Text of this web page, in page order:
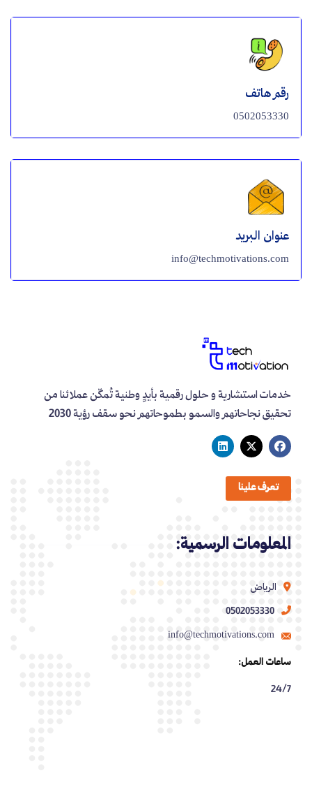
رقم هاتف
0502053330
عنوان البريد
info@techmotivations.com
خدمات استشارية و حلول رقمية بأيدٍ وطنية تُمكّن عملائنا من
تحقيق نجاحاتهم والسمو بطموحاتهم نحو سقف رؤية 2030
تعرف علينا
المعلومات الرسمية:
الرياض
0502053330
info@techmotivations.com
ساعات العمل:
24/7